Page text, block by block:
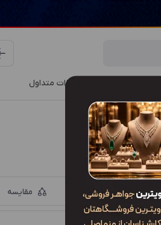
سوالات متداول
مقایسه